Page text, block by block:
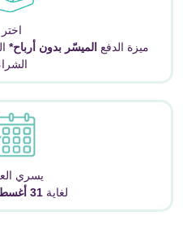
اختر
ميزة الدفع الميسّر بدون أرباح*
يسري
لغاية31 أغسطس 2026